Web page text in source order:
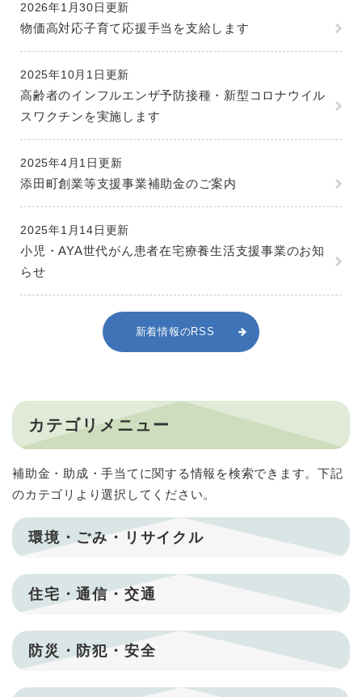
2026年1月30日更新
物価高対応子育て応援手当を支給します
2025年10月1日更新
高齢者のインフルエンザ予防接種・新型コロナウイル
スワクチンを実施します
2025年4月1日更新
添田町創業等支援事業補助金のご案内
2025年1月14日更新
小児・AYA世代がん患者在宅療養生活支援事業のお知
らせ
新着情報のRSS
カテゴリメニュー
補助金・助成・手当てに関する情報を検索できます。下記
のカテゴリより選択してください。
環境・ごみ・リサイクル
住宅・通信・交通
防災・防犯・安全